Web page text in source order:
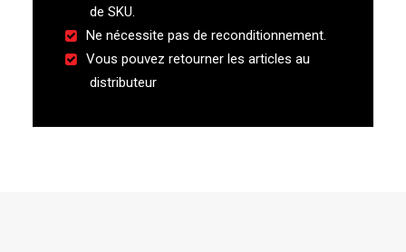
de SKU.
Ne nécessite pas de reconditionnement.
Vous pouvez retourner les articles au
distributeur